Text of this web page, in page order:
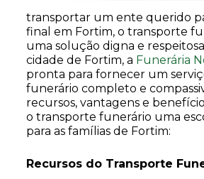
transportar um ente querido
final em Fortim, o transporte
uma solução digna e
cidade de Fortim, a Funerária
pronta para fornecer um
funerário completo e
recursos, vantagens e
o transporte funerário uma
para as famílias de Fortim:
Recursos do Transporte